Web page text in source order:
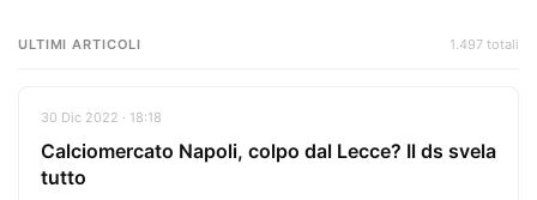
ULTIMI ARTICOLI 1.497 totali
30 Dic 2022 · 18:18
Calciomercato Napoli, colpo dal Lecce? Il ds svela
tutto